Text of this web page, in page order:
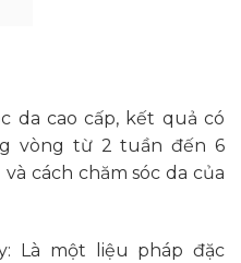
da cao cấp, kết quả có
vòng từ 2 tuần đến 6
cách chăm sóc da của
Là một liệu pháp đặc